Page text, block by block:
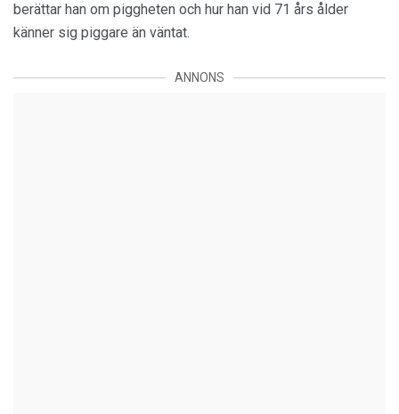
berättar han om piggheten och hur han vid 71 års ålder
känner sig piggare än väntat.
ANNONS